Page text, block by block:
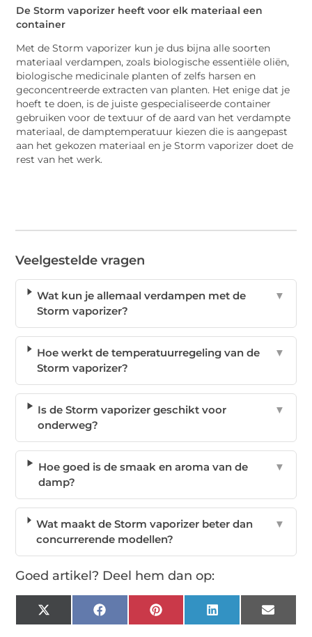
De Storm vaporizer heeft voor elk materiaal een
container
Met de Storm vaporizer kun je dus bijna alle soorten
materiaal verdampen, zoals biologische essentiële oliën,
biologische medicinale planten of zelfs harsen en
geconcentreerde extracten van planten. Het enige dat je
hoeft te doen, is de juiste gespecialiseerde container
gebruiken voor de textuur of de aard van het verdampte
materiaal, de damptemperatuur kiezen die is aangepast
aan het gekozen materiaal en je Storm vaporizer doet de
rest van het werk.
Veelgestelde vragen
Wat kun je allemaal verdampen met de
Storm vaporizer?
▼
Hoe werkt de temperatuurregeling van de
Storm vaporizer?
▼
Is de Storm vaporizer geschikt voor
onderweg?
▼
Hoe goed is de smaak en aroma van de
damp?
▼
Wat maakt de Storm vaporizer beter dan
concurrerende modellen?
▼
Goed artikel? Deel hem dan op:
X
(Twitter)
Facebook Pinterest LinkedIn Email